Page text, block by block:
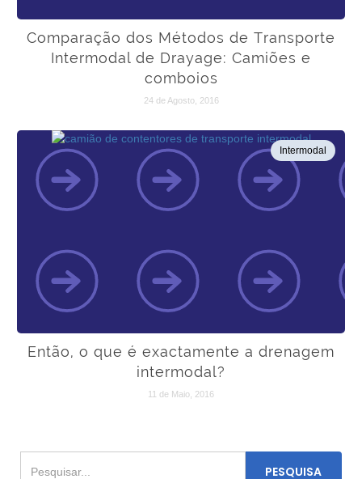
Comparação dos Métodos de Transporte
Intermodal de Drayage: Camiões e
comboios
24 de Agosto, 2016
Intermodal
Então, o que é exactamente a drenagem
intermodal?
11 de Maio, 2016